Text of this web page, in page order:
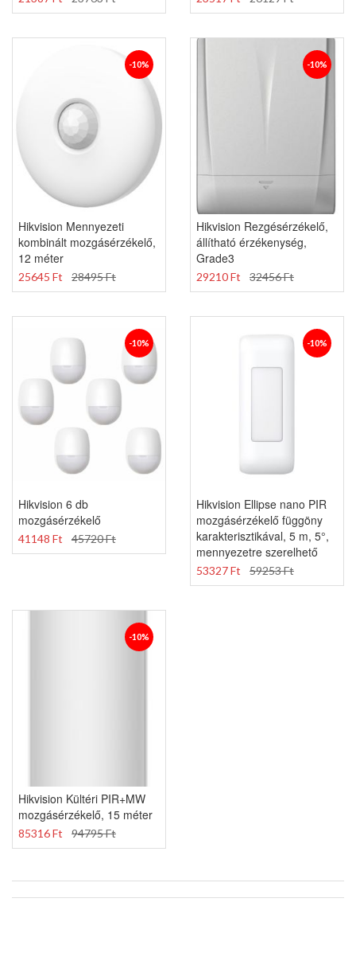
-10%
Hikvision Mennyezeti
kombinált mozgásérzékelő,
12 méter
25645 Ft 28495 Ft
-10%
Hikvision Rezgésérzékelő,
állítható érzékenység,
Grade3
29210 Ft 32456 Ft
-10%
Hikvision 6 db
mozgásérzékelő
41148 Ft 45720 Ft
-10%
Hikvision Ellipse nano PIR
mozgásérzékelő függöny
karakterisztikával, 5 m, 5°,
mennyezetre szerelhető
53327 Ft 59253 Ft
-10%
Hikvision Kültéri PIR+MW
mozgásérzékelő, 15 méter
85316 Ft 94795 Ft